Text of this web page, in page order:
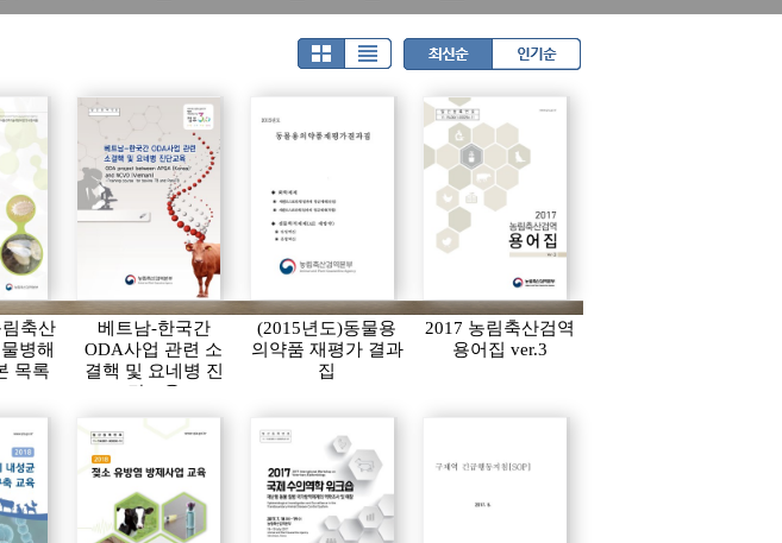
15 구제역 16 관리 17 연보 18 농림수산 19 2023
축산
병해
목록
베트남-한국간
ODA사업 관련 소
결핵 및 요네병 진
단교육
(2015년도)동물용
의약품 재평가 결과
집
2017 농림축산검역
용어집 ver.3